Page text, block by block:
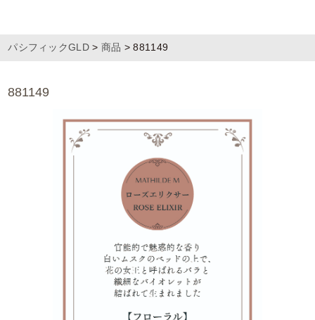
パシフィックGLD> 商品 >881149
881149